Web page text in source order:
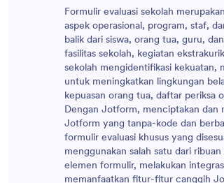
Jotform — cukup unduh aplikasinya, atur
templatnya, dan bagikan dengan siswa.
Bosan menggunakan formulir kertas?
Dengan Jotform, Anda dapat mengirim
respons siswa ke akun Gmail, Google Drive,
Dropbox, Box, atau Evernote Anda,
mengaturnya secara otomatis dengan
pemberitahuan dan pengingat email kami,
dan bahkan mencetak salinan jawaban
mereka! Kirimkan Formulir Umpan Balik
Harian Siswa gratis kepada siswa Anda
dengan Jotform.
Formulir evaluasi sekolah
aspek operasional, program, staf,
balik dari siswa, orang tua, guru,
fasilitas sekolah, kegiatan
sekolah mengidentifikasi kekuatan,
untuk meningkatkan lingkungan
kepuasan orang tua, daftar periksa
Dengan Jotform, menciptakan dan
Jotform yang tanpa-kode dan
formulir evaluasi khusus yang
menggunakan salah satu dari
elemen formulir, melakukan
memanfaatkan fitur-fitur canggih